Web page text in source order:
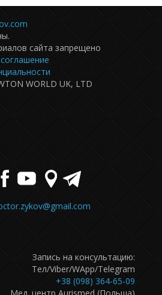
сайта запрещено
WORLD UK, LTD
Запись на консультацию:
Тел/Viber/WApp/Telegram
+38 (098) 364-65-09